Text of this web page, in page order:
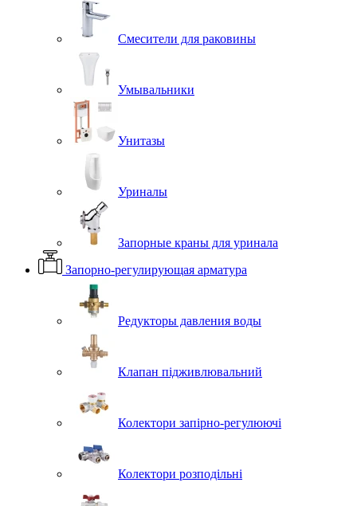
Смесители для раковины
Умывальники
Унитазы
Уриналы
Запорные краны для уринала
Запорно-регулирующая арматура
Редукторы давления воды
Клапан підживлювальний
Колектори запірно-регулюючі
Колектори розподільні